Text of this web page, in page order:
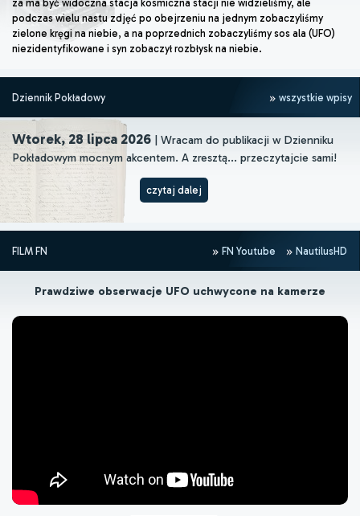
za ma być widoczna stacja kosmiczna stacji nie widzieliśmy, ale
podczas wielu nastu zdjęć po obejrzeniu na jednym zobaczyliśmy
zielone kręgi na niebie, a na poprzednich zobaczyliśmy sos ala (UFO)
niezidentyfikowane i syn zobaczył rozbłysk na niebie.
Dziennik Pokładowy wszystkie wpisy
Wtorek, 28 lipca 2026 | Wracam do publikacji w Dzienniku
Pokładowym mocnym akcentem. A zresztą... przeczytajcie sami!
czytaj dalej
FILM FN FN Youtube NautilusHD
Prawdziwe obserwacje UFO uchwycone na kamerze